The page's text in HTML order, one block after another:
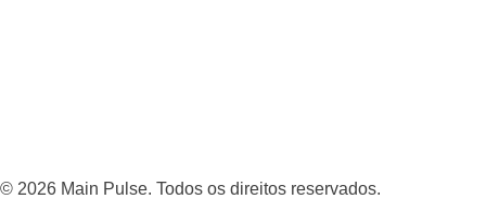
© 2026 Main Pulse. Todos os direitos reservados.